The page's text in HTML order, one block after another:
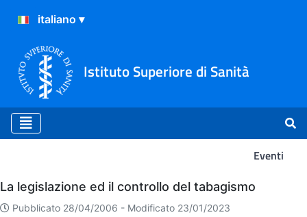
Istituto Superiore di Sanità
Eventi
Eventi
La legislazione ed il controllo del tabagismo
Pubblicato 28/04/2006 - Modificato 23/01/2023